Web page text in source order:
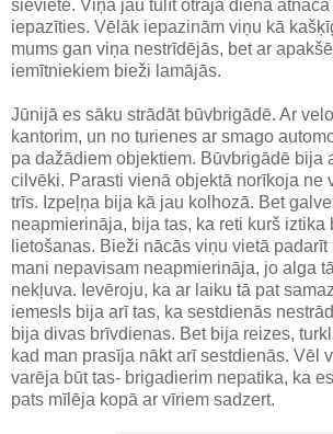
sieviete. Viņa jau tūlīt otrajā dienā atnāca
iepazīties. Vēlāk iepazinām viņu kā
mums gan viņa nestrīdējās, bet ar
iemītniekiem bieži lamājās.
Jūnijā es sāku strādāt būvbrigādē. Ar
kantorim, un no turienes ar smago
pa dažādiem objektiem. Būvbrigādē bija
cilvēki. Parasti vienā objektā norīkoja ne
trīs. Izpeļņa bija kā jau kolhozā. Bet
neapmierināja, bija tas, ka reti kurš iztika
lietošanas. Bieži nācās viņu vietā
mani nepavisam neapmierināja, jo alga
nekļuva. Ievēroju, ka ar laiku tā pat
iemesls bija arī tas, ka sestdienās
bija divas brīvdienas. Bet bija reizes,
kad man prasīja nākt arī sestdienās. Vēl
varēja būt tas- brigadierim nepatika, ka
pats mīlēja kopā ar vīriem sadzert.